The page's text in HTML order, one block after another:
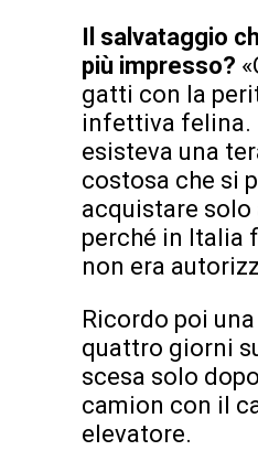
Il salvataggio
più impresso?
gatti con la
infettiva felina.
esisteva una
costosa che si
acquistare solo
perché in Italia
non era
Ricordo poi
quattro giorni
scesa solo
camion con il
elevatore.